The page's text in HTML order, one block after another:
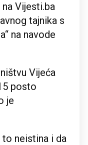
Vijesti.ba
tajnika s
na navode
Vijeća
posto
je
neistina i da